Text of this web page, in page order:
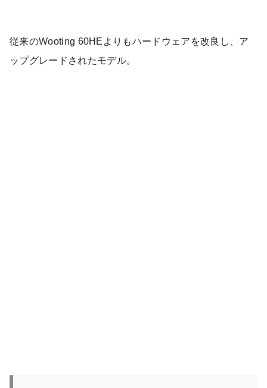
従来のWooting 60HEよりもハードウェアを改良し、ア
ップグレードされたモデル。